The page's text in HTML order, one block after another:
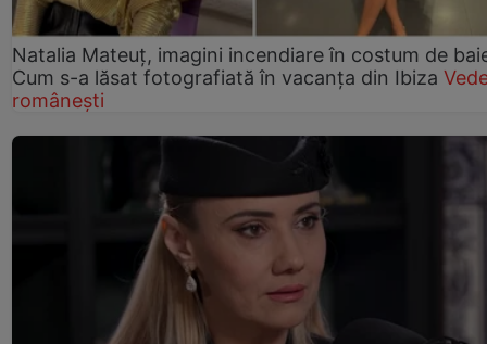
Natalia Mateuț, imagini incendiare în costum de
Cum s-a lăsat fotografiată în vacanța din Ibiza
românești